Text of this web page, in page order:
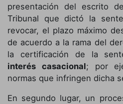
presentación del escrito
Tribunal que dictó la
revocar, el plazo máximo
de acuerdo a la rama del
la certificación de la
interés casacional; por
normas que infringen dicha
En segundo lugar, un